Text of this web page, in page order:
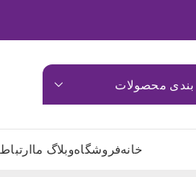
محصولات
خانهفروشگاهوبلاگ ما